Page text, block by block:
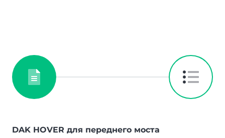
DAK HOVER для переднего моста